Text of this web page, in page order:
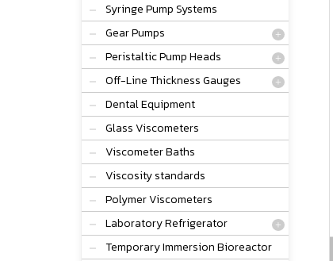
Syringe Pump Systems
Gear Pumps
Peristaltic Pump Heads
Off-Line Thickness Gauges
Dental Equipment
Glass Viscometers
Viscometer Baths
Viscosity standards
Polymer Viscometers
Laboratory Refrigerator
Temporary Immersion Bioreactor